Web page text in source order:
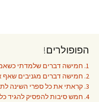
הפופולרים!
1. חמישה דברים שלמדתי כשאמרתי כן לבת שלי במשך 24 שעות
2. חמישה דברים מגניבים שאף אחד לא אמר לך על הנקה לילית
3. קראתי את כל ספרי השינה לתינוקות
4. חמש סיבות להפסיק להגיד כל הכבוד!